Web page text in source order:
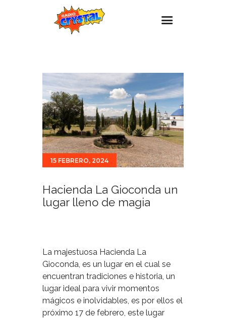
Estaciones
Eventos
Promociones
Noticias
Para ti
Contacto
15 FEBRERO, 2024
Hacienda La Gioconda un
lugar lleno de magia
La majestuosa Hacienda La
Gioconda, es un lugar en el cual se
encuentran tradiciones e historia, un
lugar ideal para vivir momentos
mágicos e inolvidables, es por ellos el
próximo 17 de febrero, este lugar